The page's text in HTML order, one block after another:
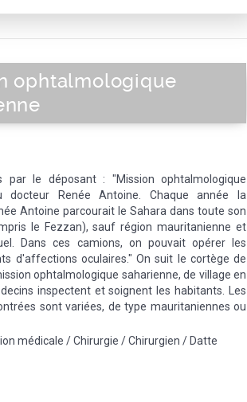
ophtalmologique
par le déposant : "Mission ophtalmologique
docteur Renée Antoine. Chaque année la
Antoine parcourait le Sahara dans toute son
le Fezzan), sauf région mauritanienne et
Dans ces camions, on pouvait opérer les
d'affections oculaires." On suit le cortège de
ophtalmologique saharienne, de village en
inspectent et soignent les habitants. Les
sont variées, de type mauritaniennes ou
médicale / Chirurgie / Chirurgien / Datte